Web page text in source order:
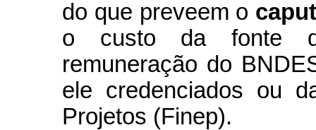
do que preveem o
o custo da fonte
remuneração do
ele credenciados ou
Projetos (Finep).